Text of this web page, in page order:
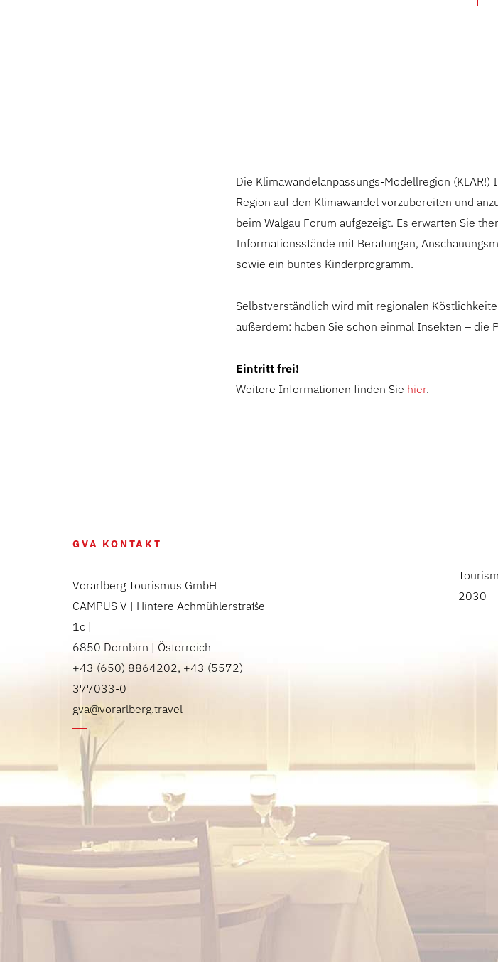
Die Klimawandelanpassungs-Modellregion (KLAR!)
Region auf den Klimawandel vorzubereiten und
beim Walgau Forum aufgezeigt. Es erwarten Sie
Informationsstände mit Beratungen,
sowie ein buntes Kinderprogramm.
Selbstverständlich wird mit regionalen
außerdem: haben Sie schon einmal Insekten – die
Eintritt frei!
Weitere Informationen finden Sie hier.
GVA KONTAKT
Vorarlberg Tourismus GmbH
CAMPUS V | Hintere Achmühlerstraße
1c |
6850 Dornbirn | Österreich
+43 (650) 8864202, +43 (5572)
377033-0
gva@vorarlberg.travel
2030